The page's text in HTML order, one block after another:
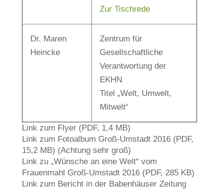
Zur Tischrede
Dr. Maren
Heincke
Zentrum für
Gesellschaftliche
Verantwortung der
EKHN
Titel „Welt, Umwelt,
Mitwelt“
Link zum Flyer (PDF, 1,4 MB)
Link zum Fotoalbum Groß-Umstadt 2016 (PDF,
15,2 MB) (Achtung sehr groß)
Link zu „Wünsche an eine Welt“ vom
Frauenmahl Groß-Umstadt 2016 (PDF, 285 KB)
Link zum Bericht in der Babenhäuser Zeitung